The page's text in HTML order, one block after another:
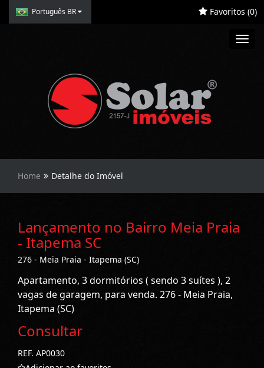
Português BR Favoritos (0)
Home Detalhe do Imóvel
Lançamento no Bairro Meia Praia
- Itapema SC
276 - Meia Praia - Itapema (SC)
Apartamento, 3 dormitórios ( sendo 3 suítes ), 2
vagas de garagem, para venda. 276 - Meia Praia,
Itapema (SC)
Consultar
REF. AP0030